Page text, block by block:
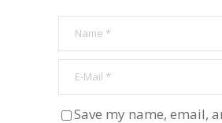
Save my name, email,